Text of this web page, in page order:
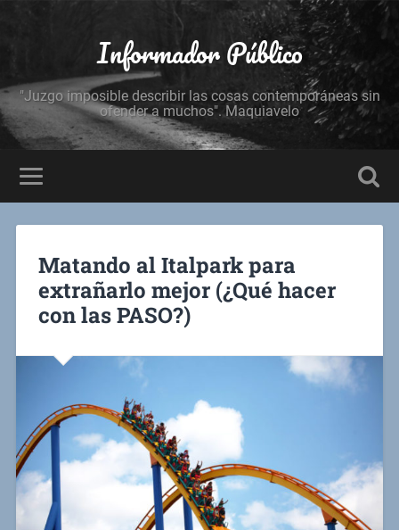
Informador Público
"Juzgo imposible describir las cosas contemporáneas sin
ofender a muchos". Maquiavelo
Matando al Italpark para
extrañarlo mejor (¿Qué hacer
con las PASO?)